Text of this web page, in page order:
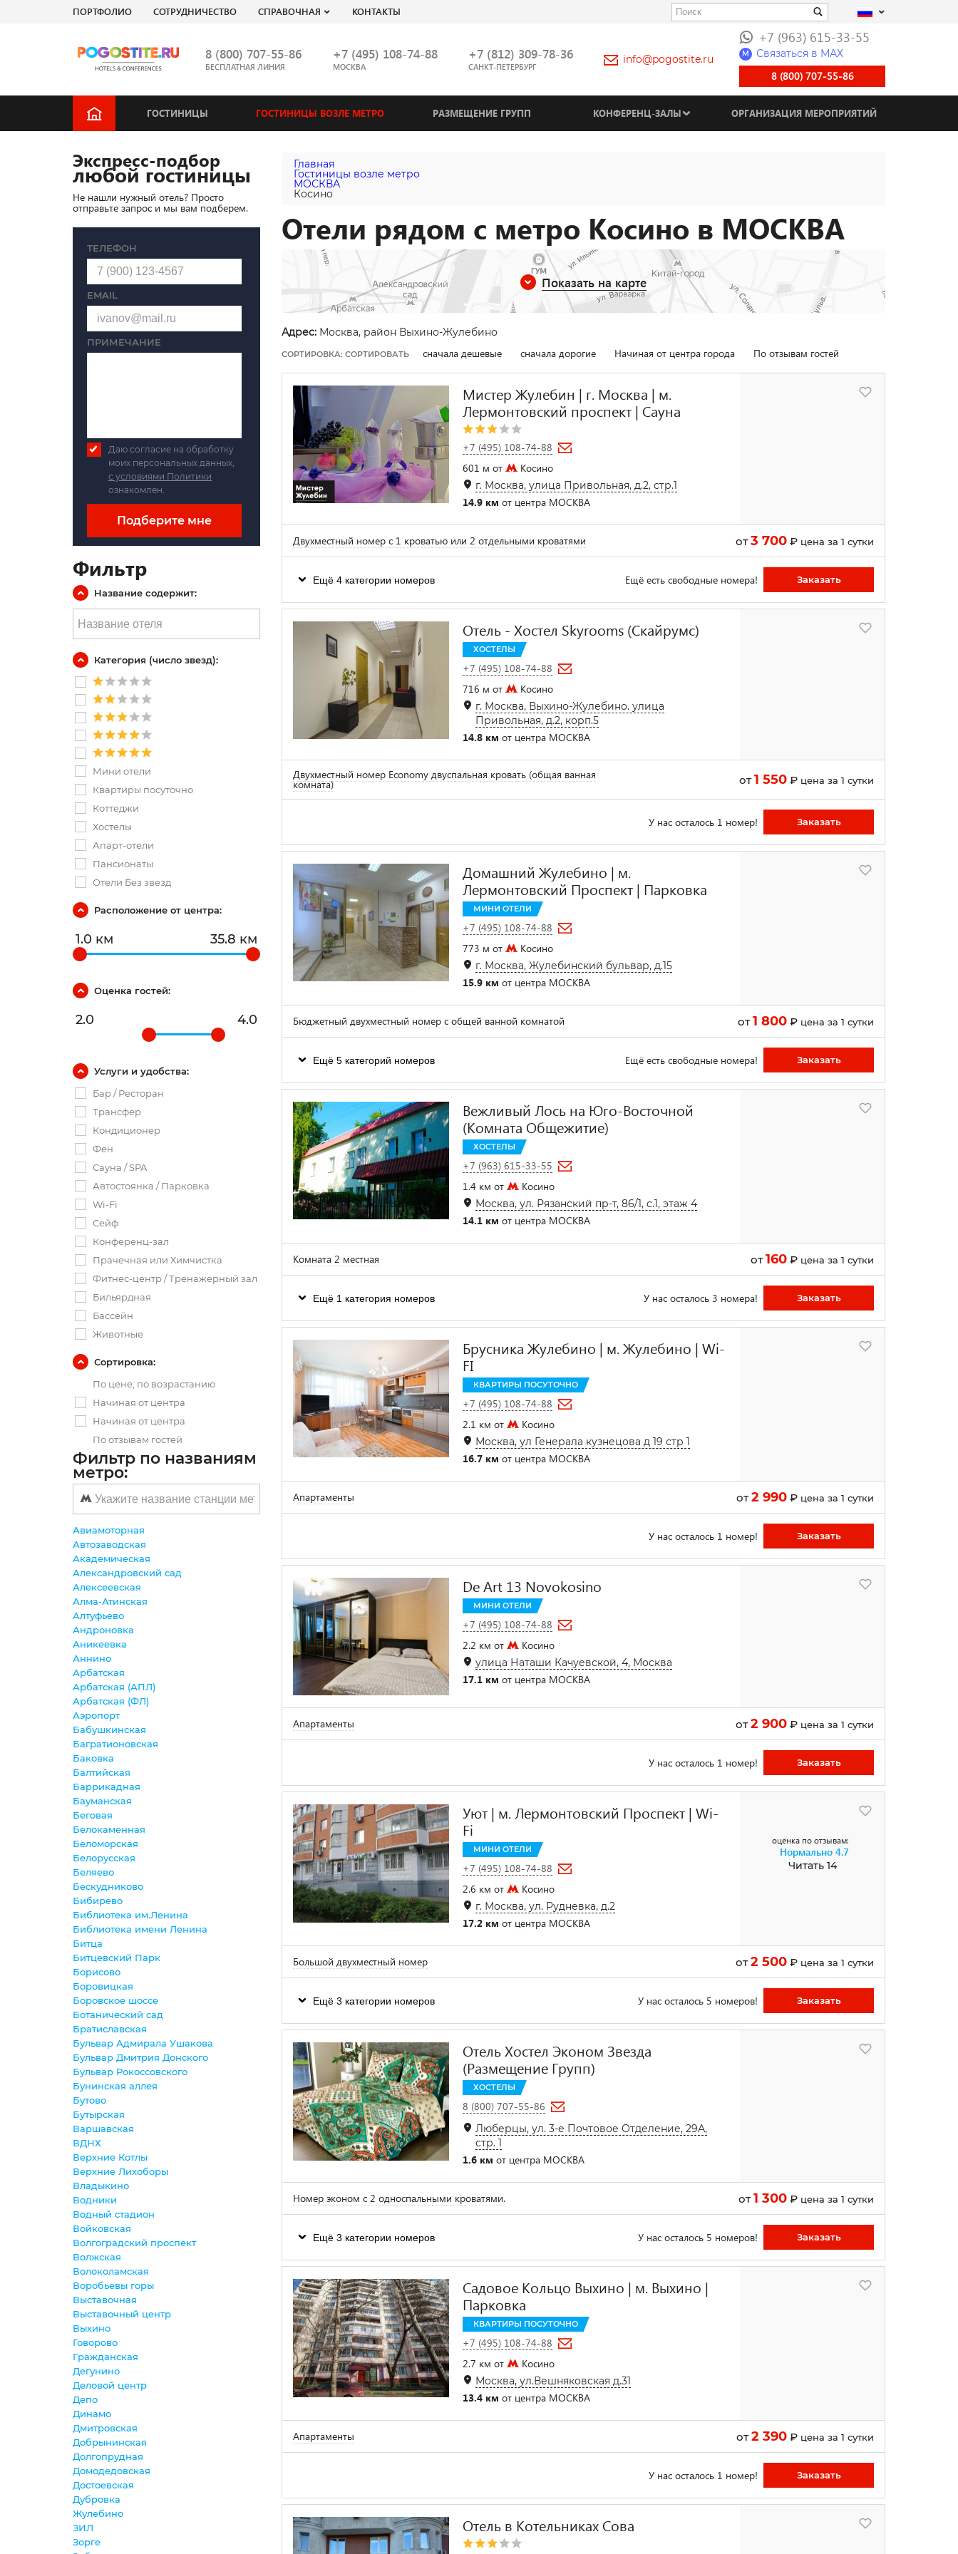
ПОРТФОЛИО СОТРУДНИЧЕСТВО СПРАВОЧНАЯ КОНТАКТЫ
8 (800) 707-55-86
БЕСПЛАТНАЯ ЛИНИЯ
+7 (495) 108-74-88
МОСКВА
+7 (812) 309-78-36
САНКТ-ПЕТЕРБУРГ
info@pogostite.ru
+7 (963) 615-33-55
M Связаться в МАХ
8 (800) 707-55-86
ГОСТИНИЦЫ ГОСТИНИЦЫ ВОЗЛЕ МЕТРО РАЗМЕЩЕНИЕ ГРУПП КОНФЕРЕНЦ-ЗАЛЫ ОРГАНИЗАЦИЯ МЕРОПРИЯТИЙ
Главная
Гостиницы возле метро
МОСКВА
Косино
Отели рядом с метро Косино в МОСКВА
Показать на карте
Адрес:Москва, район Выхино-Жулебино
СОРТИРОВКА: СОРТИРОВАТЬ сначала дешевые сначала дорогие Начиная от центра города По отзывам гостей
Мистер Жулебин | г. Москва | м.
Лермонтовский проспект | Сауна
+7 (495) 108-74-88
601 м от
Косино
г. Москва, улица Привольная, д.2, стр.1
14.9 км от центра МОСКВА
Двухместный номер с 1 кроватью или 2 отдельными кроватями от3 700₽ цена за 1 сутки
Ещё 4 категории номеров Ещё есть свободные номера! Заказать
Отель - Хостел Skyrooms (Скайрумс)
ХОСТЕЛЫ
+7 (495) 108-74-88
716 м от
Косино
г. Москва, Выхино-Жулебино. улица
Привольная, д.2, корп.5
14.8 км от центра МОСКВА
Двухместный номер Economy двуспальная кровать (общая ванная
комната) от1 550₽ цена за 1 сутки
У нас осталось 1 номер! Заказать
Домашний Жулебино | м.
Лермонтовский Проспект | Парковка
МИНИ ОТЕЛИ
+7 (495) 108-74-88
773 м от
Косино
г. Москва, Жулебинский бульвар, д.15
15.9 км от центра МОСКВА
Бюджетный двухместный номер с общей ванной комнатой от1 800₽ цена за 1 сутки
Ещё 5 категорий номеров Ещё есть свободные номера! Заказать
Вежливый Лось на Юго-Восточной
(Комната Общежитие)
ХОСТЕЛЫ
+7 (963) 615-33-55
1.4 км от
Косино
Москва, ул. Рязанский пр-т, 86/1, с.1, этаж 4
14.1 км от центра МОСКВА
Комната 2 местная от160₽ цена за 1 сутки
Ещё 1 категория номеров У нас осталось 3 номера! Заказать
Брусника Жулебино | м. Жулебино | Wi-
FI
КВАРТИРЫ ПОСУТОЧНО
+7 (495) 108-74-88
2.1 км от
Косино
Москва, ул Генерала кузнецова д 19 стр 1
16.7 км от центра МОСКВА
Апартаменты от2 990₽ цена за 1 сутки
У нас осталось 1 номер! Заказать
De Art 13 Novokosino
МИНИ ОТЕЛИ
+7 (495) 108-74-88
2.2 км от
Косино
улица Наташи Качуевской, 4, Москва
17.1 км от центра МОСКВА
Апартаменты от2 900₽ цена за 1 сутки
У нас осталось 1 номер! Заказать
Уют | м. Лермонтовский Проспект | Wi-
Fi
МИНИ ОТЕЛИ
+7 (495) 108-74-88
2.6 км от
Косино
г. Москва, ул. Рудневка, д.2
17.2 км от центра МОСКВА
оценка по отзывам:
Нормально 4.7
Читать 14
Большой двухместный номер от2 500₽ цена за 1 сутки
Ещё 3 категории номеров У нас осталось 5 номеров! Заказать
Отель Хостел Эконом Звезда
(Размещение Групп)
ХОСТЕЛЫ
8 (800) 707-55-86
Люберцы, ул. 3-е Почтовое Отделение, 29А,
стр. 1
1.6 км от центра МОСКВА
Номер эконом с 2 односпальными кроватями. от1 300₽ цена за 1 сутки
Ещё 3 категории номеров У нас осталось 5 номеров! Заказать
Садовое Кольцо Выхино | м. Выхино |
Парковка
КВАРТИРЫ ПОСУТОЧНО
+7 (495) 108-74-88
2.7 км от
Косино
Москва, ул.Вешняковская д.31
13.4 км от центра МОСКВА
Апартаменты от2 390₽ цена за 1 сутки
У нас осталось 1 номер! Заказать
Отель в Котельниках Сова
Экспресс-подбор
любой гостиницы
Не нашли нужный отель? Просто
отправьте запрос и мы вам подберем.
ТЕЛЕФОН
EMAIL
ПРИМЕЧАНИЕ
Даю согласие на обработку
моих персональных данных,
с условиями Политики
ознакомлен.
Подберите мне
Фильтр
Название содержит:
Категория (число звезд):
Мини отели
Квартиры посуточно
Коттеджи
Хостелы
Апарт-отели
Пансионаты
Отели Без звезд
Расположение от центра:
1.0 км 35.8 км
Оценка гостей:
2.0 4.0
Услуги и удобства:
Бар / Ресторан
Трансфер
Кондиционер
Фен
Сауна / SPA
Автостоянка / Парковка
Wi-Fi
Сейф
Конференц-зал
Прачечная или Химчистка
Фитнес-центр / Тренажерный зал
Бильярдная
Бассейн
Животные
Сортировка:
По цене, по возрастанию
Начиная от центра
Начиная от центра
По отзывам гостей
Фильтр по названиям
метро:
Авиамоторная
Автозаводская
Академическая
Александровский сад
Алексеевская
Алма-Атинская
Алтуфьево
Андроновка
Аникеевка
Аннино
Арбатская
Арбатская (АПЛ)
Арбатская (ФЛ)
Аэропорт
Бабушкинская
Багратионовская
Баковка
Балтийская
Баррикадная
Бауманская
Беговая
Белокаменная
Беломорская
Белорусская
Беляево
Бескудниково
Бибирево
Библиотека им.Ленина
Библиотека имени Ленина
Битца
Битцевский Парк
Борисово
Боровицкая
Боровское шоссе
Ботанический сад
Братиславская
Бульвар Адмирала Ушакова
Бульвар Дмитрия Донского
Бульвар Рокоссовского
Бунинская аллея
Бутово
Бутырская
Варшавская
ВДНХ
Верхние Котлы
Верхние Лихоборы
Владыкино
Водники
Водный стадион
Войковская
Волгоградский проспект
Волжская
Волоколамская
Воробьевы горы
Выставочная
Выставочный центр
Выхино
Говорово
Гражданская
Дегунино
Деловой центр
Депо
Динамо
Дмитровская
Добрынинская
Долгопрудная
Домодедовская
Достоевская
Дубровка
Жулебино
ЗИЛ
Зорге